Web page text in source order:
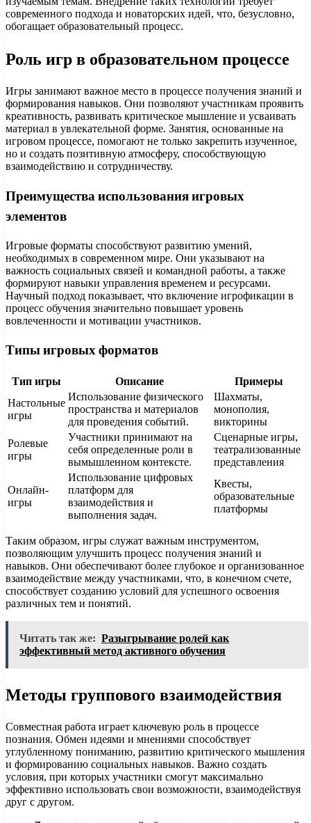
современного подхода и новаторских идей, что, безусловно,
обогащает образовательный процесс.
Роль игр в образовательном процессе
Игры занимают важное место в процессе получения знаний и
формирования навыков. Они позволяют участникам проявить
креативность, развивать критическое мышление и усваивать
материал в увлекательной форме. Занятия, основанные на
игровом процессе, помогают не только закрепить изученное,
но и создать позитивную атмосферу, способствующую
взаимодействию и сотрудничеству.
Преимущества использования игровых
элементов
Игровые форматы способствуют развитию умений,
необходимых в современном мире. Они указывают на
важность социальных связей и командной работы, а также
формируют навыки управления временем и ресурсами.
Научный подход показывает, что включение игрофикации в
процесс обучения значительно повышает уровень
вовлеченности и мотивации участников.
Типы игровых форматов
Тип игры Описание
Примеры
Настольные
игры
Использование физического
пространства и материалов
для проведения событий.
Шахматы,
монополия,
викторины
Ролевые
игры
Участники принимают на
себя определенные роли в
вымышленном контексте.
Сценарные игры,
театрализованные
представления
Онлайн-
игры
Использование цифровых
платформ для
взаимодействия и
выполнения задач.
Квесты,
образовательные
платформы
Таким образом, игры служат важным инструментом,
позволяющим улучшить процесс получения знаний и
навыков. Они обеспечивают более глубокое и организованное
взаимодействие между участниками, что, в конечном счете,
способствует созданию условий для успешного освоения
различных тем и понятий.
Читать так же: Разыгрывание ролей как
эффективный метод активного обучения
Методы группового взаимодействия
Совместная работа играет ключевую роль в процессе
познания. Обмен идеями и мнениями способствует
углубленному пониманию, развитию критического мышления
и формированию социальных навыков. Важно создать
условия, при которых участники смогут максимально
эффективно использовать свои возможности, взаимодействуя
друг с другом.